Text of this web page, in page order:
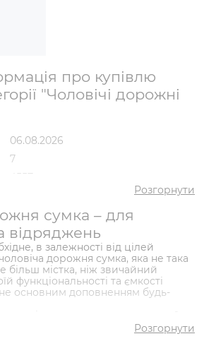
про купівлю
"Чоловічі дорожні
06.08.2026
7
4557 грн
8898 грн
Сумка дорожня VS000089147
Чорний - 7268 грн
Розгорнути
сумка – для
відряджень
в залежності від цілей
дорожня сумка, яка не така
більш містка, ніж звичайний
функціональності та ємкості
основним доповненням будь-
дорожню сумку високої
магазині Vitto Rossi. В каталозі
Розгорнути